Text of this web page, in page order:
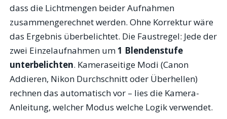
dass die Lichtmengen beider Aufnahmen
zusammengerechnet werden. Ohne Korrektur wäre
das Ergebnis überbelichtet. Die Faustregel: Jede der
zwei Einzelaufnahmen um1 Blendenstufe
unterbelichten. Kameraseitige Modi (Canon
Addieren, Nikon Durchschnitt oder Überhellen)
rechnen das automatisch vor – lies die Kamera-
Anleitung, welcher Modus welche Logik verwendet.